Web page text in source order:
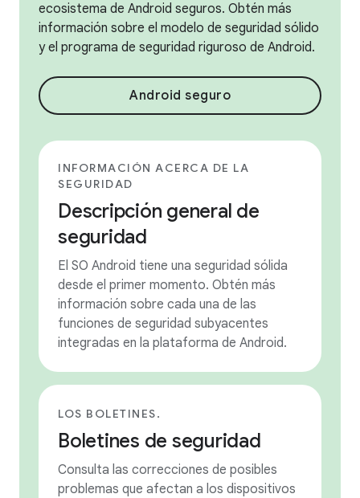
ecosistema de Android seguros. Obtén más
información sobre el modelo de seguridad sólido
y el programa de seguridad riguroso de Android.
Android seguro
INFORMACIÓN ACERCA DE LA
SEGURIDAD
Descripción general de
seguridad
El SO Android tiene una seguridad sólida
desde el primer momento. Obtén más
información sobre cada una de las
funciones de seguridad subyacentes
integradas en la plataforma de Android.
LOS BOLETINES.
Boletines de seguridad
Consulta las correcciones de posibles
problemas que afectan a los dispositivos